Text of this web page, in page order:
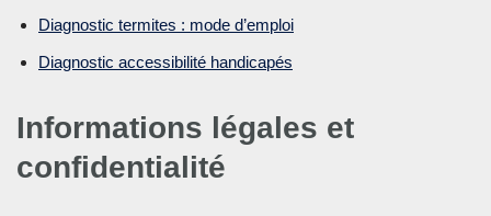
Diagnostic termites : mode d’emploi
Diagnostic accessibilité handicapés
Informations légales et
confidentialité